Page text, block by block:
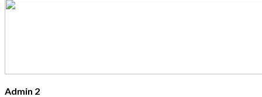
Admin 2